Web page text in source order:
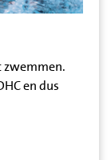
zwemmen.
en dus